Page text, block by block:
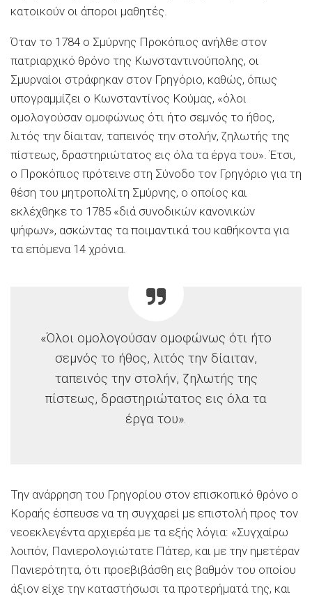
κατοικούν οι άποροι μαθητές.
Όταν το 1784 ο Σμύρνης Προκόπιος ανήλθε στον
πατριαρχικό θρόνο της Κωνσταντινούπολης, οι
Σμυρναίοι στράφηκαν στον Γρηγόριο, καθώς, όπως
υπογραμμίζει ο Κωνσταντίνος Κούμας, «όλοι
ομολογούσαν ομοφώνως ότι ήτο σεμνός το ήθος,
λιτός την δίαιταν, ταπεινός την στολήν, ζηλωτής της
πίστεως, δραστηριώτατος εις όλα τα έργα του». Έτσι,
ο Προκόπιος πρότεινε στη Σύνοδο τον Γρηγόριο για τη
θέση του μητροπολίτη Σμύρνης, ο οποίος και
εκλέχθηκε το 1785 «διά συνοδικών κανονικών
ψήφων», ασκώντας τα ποιμαντικά του καθήκοντα για
τα επόμενα 14 χρόνια.
«Όλοι ομολογούσαν ομοφώνως ότι ήτο
σεμνός το ήθος, λιτός την δίαιταν,
ταπεινός την στολήν, ζηλωτής της
πίστεως, δραστηριώτατος εις όλα τα
έργα του».
Την ανάρρηση του Γρηγορίου στον επισκοπικό θρόνο ο
Κοραής έσπευσε να τη συγχαρεί με επιστολή προς τον
νεοεκλεγέντα αρχιερέα με τα εξής λόγια: «Συγχαίρω
λοιπόν, Πανιερολογιώτατε Πάτερ, και με την ημετέραν
Πανιερότητα, ότι προεβιβάσθη εις βαθμόν του οποίου
άξιον είχε την καταστήσωσι τα προτερήματά της, και